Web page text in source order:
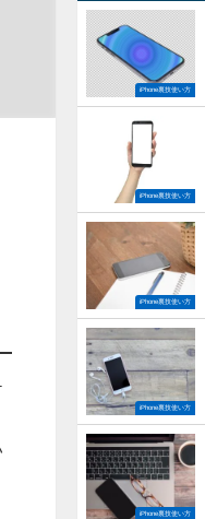
iPhone裏技使い方
iPhone裏技使い方
iPhone裏技使い方
iPhone裏技使い方
iPhone裏技使い方